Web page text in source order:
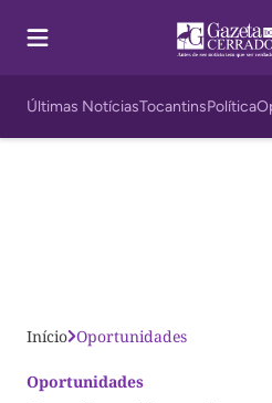
Últimas NotíciasTocantinsPolítica
Início Oportunidades
Oportunidades